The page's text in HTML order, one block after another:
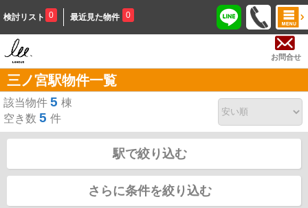
検討リスト 0 最近見た物件 0
お問合せ
三ノ宮駅物件一覧
該当物件 5 棟
空き数 5 件
駅で絞り込む
さらに条件を絞り込む